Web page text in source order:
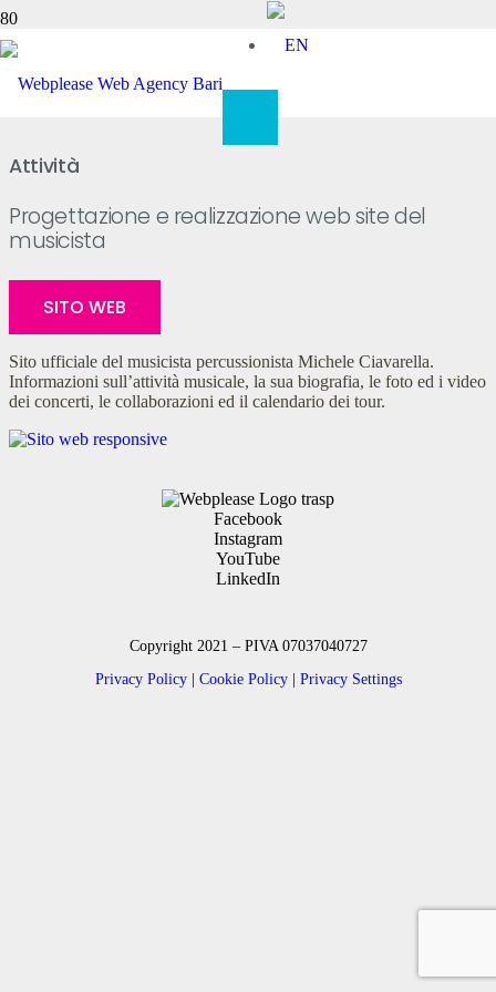
Michele Ciavarella
Attività
Progettazione e realizzazione web site del
musicista
SITO WEB
Sito ufficiale del musicista percussionista Michele Ciavarella.
Informazioni sull’attività musicale, la sua biografia, le foto ed i video
dei concerti, le collaborazioni ed il calendario dei tour.
Facebook
Instagram
YouTube
LinkedIn
Copyright 2021 – PIVA 07037040727
Privacy Policy| Cookie Policy| Privacy Settings